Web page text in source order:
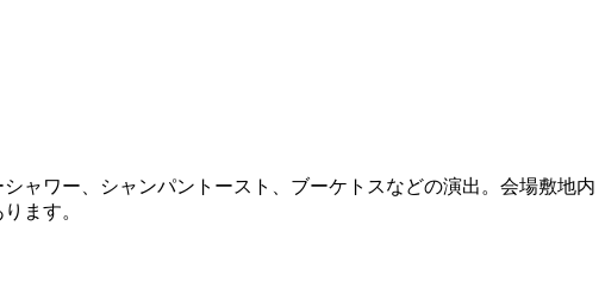
ャワー、シャンパントースト、ブーケトスなどの演出。会場敷地内
ます。